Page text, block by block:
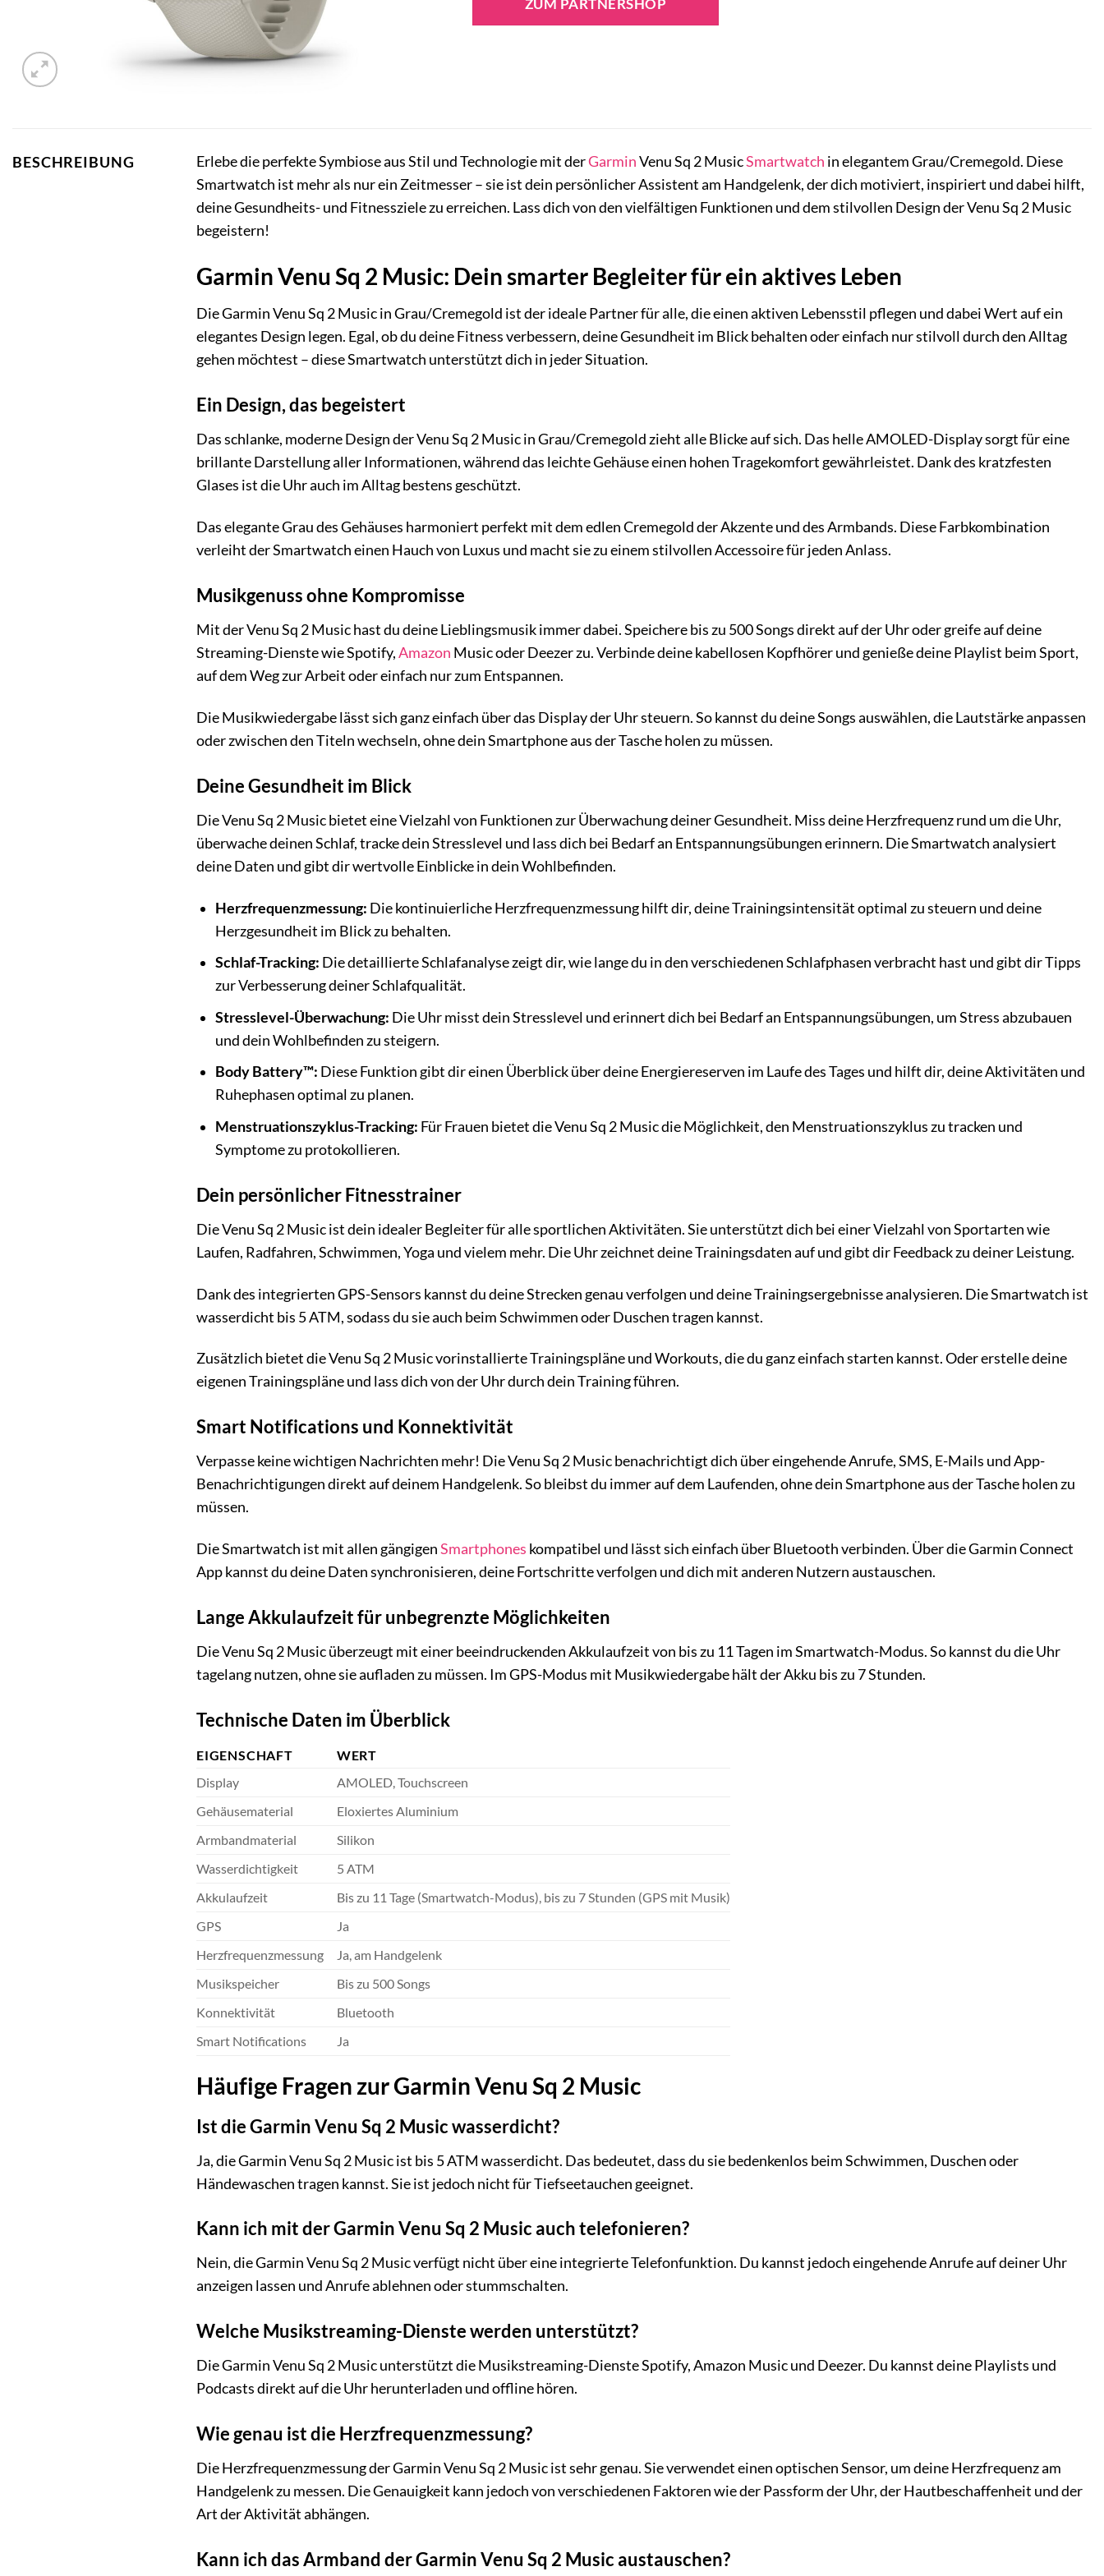
ZUM PARTNERSHOP
BESCHREIBUNG Erlebe die perfekte Symbiose aus Stil und Technologie mit derGarminVenu Sq 2 MusicSmartwatch in elegantem Grau/Cremegold. Diese
Smartwatch ist mehr als nur ein Zeitmesser – sie ist dein persönlicher Assistent am Handgelenk, der dich motiviert, inspiriert und dabei hilft,
deine Gesundheits- und Fitnessziele zu erreichen. Lass dich von den vielfältigen Funktionen und dem stilvollen Design der Venu Sq 2 Music
begeistern!
Garmin Venu Sq 2 Music: Dein smarter Begleiter für ein aktives Leben
Die Garmin Venu Sq 2 Music in Grau/Cremegold ist der ideale Partner für alle, die einen aktiven Lebensstil pflegen und dabei Wert auf ein
elegantes Design legen. Egal, ob du deine Fitness verbessern, deine Gesundheit im Blick behalten oder einfach nur stilvoll durch den Alltag
gehen möchtest – diese Smartwatch unterstützt dich in jeder Situation.
Ein Design, das begeistert
Das schlanke, moderne Design der Venu Sq 2 Music in Grau/Cremegold zieht alle Blicke auf sich. Das helle AMOLED-Display sorgt für eine
brillante Darstellung aller Informationen, während das leichte Gehäuse einen hohen Tragekomfort gewährleistet. Dank des kratzfesten
Glases ist die Uhr auch im Alltag bestens geschützt.
Das elegante Grau des Gehäuses harmoniert perfekt mit dem edlen Cremegold der Akzente und des Armbands. Diese Farbkombination
verleiht der Smartwatch einen Hauch von Luxus und macht sie zu einem stilvollen Accessoire für jeden Anlass.
Musikgenuss ohne Kompromisse
Mit der Venu Sq 2 Music hast du deine Lieblingsmusik immer dabei. Speichere bis zu 500 Songs direkt auf der Uhr oder greife auf deine
Streaming-Dienste wie Spotify,Amazon Music oder Deezer zu. Verbinde deine kabellosen Kopfhörer und genieße deine Playlist beim Sport,
auf dem Weg zur Arbeit oder einfach nur zum Entspannen.
Die Musikwiedergabe lässt sich ganz einfach über das Display der Uhr steuern. So kannst du deine Songs auswählen, die Lautstärke anpassen
oder zwischen den Titeln wechseln, ohne dein Smartphone aus der Tasche holen zu müssen.
Deine Gesundheit im Blick
Die Venu Sq 2 Music bietet eine Vielzahl von Funktionen zur Überwachung deiner Gesundheit. Miss deine Herzfrequenz rund um die Uhr,
überwache deinen Schlaf, tracke dein Stresslevel und lass dich bei Bedarf an Entspannungsübungen erinnern. Die Smartwatch analysiert
deine Daten und gibt dir wertvolle Einblicke in dein Wohlbefinden.
Herzfrequenzmessung: Die kontinuierliche Herzfrequenzmessung hilft dir, deine Trainingsintensität optimal zu steuern und deine
Herzgesundheit im Blick zu behalten.
Schlaf-Tracking: Die detaillierte Schlafanalyse zeigt dir, wie lange du in den verschiedenen Schlafphasen verbracht hast und gibt dir Tipps
zur Verbesserung deiner Schlafqualität.
Stresslevel-Überwachung: Die Uhr misst dein Stresslevel und erinnert dich bei Bedarf an Entspannungsübungen, um Stress abzubauen
und dein Wohlbefinden zu steigern.
Body Battery™: Diese Funktion gibt dir einen Überblick über deine Energiereserven im Laufe des Tages und hilft dir, deine Aktivitäten und
Ruhephasen optimal zu planen.
Menstruationszyklus-Tracking: Für Frauen bietet die Venu Sq 2 Music die Möglichkeit, den Menstruationszyklus zu tracken und
Symptome zu protokollieren.
Dein persönlicher Fitnesstrainer
Die Venu Sq 2 Music ist dein idealer Begleiter für alle sportlichen Aktivitäten. Sie unterstützt dich bei einer Vielzahl von Sportarten wie
Laufen, Radfahren, Schwimmen, Yoga und vielem mehr. Die Uhr zeichnet deine Trainingsdaten auf und gibt dir Feedback zu deiner Leistung.
Dank des integrierten GPS-Sensors kannst du deine Strecken genau verfolgen und deine Trainingsergebnisse analysieren. Die Smartwatch ist
wasserdicht bis 5 ATM, sodass du sie auch beim Schwimmen oder Duschen tragen kannst.
Zusätzlich bietet die Venu Sq 2 Music vorinstallierte Trainingspläne und Workouts, die du ganz einfach starten kannst. Oder erstelle deine
eigenen Trainingspläne und lass dich von der Uhr durch dein Training führen.
Smart Notifications und Konnektivität
Verpasse keine wichtigen Nachrichten mehr! Die Venu Sq 2 Music benachrichtigt dich über eingehende Anrufe, SMS, E-Mails und App-
Benachrichtigungen direkt auf deinem Handgelenk. So bleibst du immer auf dem Laufenden, ohne dein Smartphone aus der Tasche holen zu
müssen.
Die Smartwatch ist mit allen gängigenSmartphones kompatibel und lässt sich einfach über Bluetooth verbinden. Über die Garmin Connect
App kannst du deine Daten synchronisieren, deine Fortschritte verfolgen und dich mit anderen Nutzern austauschen.
Lange Akkulaufzeit für unbegrenzte Möglichkeiten
Die Venu Sq 2 Music überzeugt mit einer beeindruckenden Akkulaufzeit von bis zu 11 Tagen im Smartwatch-Modus. So kannst du die Uhr
tagelang nutzen, ohne sie aufladen zu müssen. Im GPS-Modus mit Musikwiedergabe hält der Akku bis zu 7 Stunden.
Technische Daten im Überblick
EIGENSCHAFT
WERT
Display
AMOLED, Touchscreen
Gehäusematerial
Eloxiertes Aluminium
Armbandmaterial
Silikon
Wasserdichtigkeit
5 ATM
Akkulaufzeit
Bis zu 11 Tage (Smartwatch-Modus), bis zu 7 Stunden (GPS mit Musik)
GPS
Ja
Herzfrequenzmessung
Ja, am Handgelenk
Musikspeicher
Bis zu 500 Songs
Konnektivität
Bluetooth
Smart Notifications
Ja
Häufige Fragen zur Garmin Venu Sq 2 Music
Ist die Garmin Venu Sq 2 Music wasserdicht?
Ja, die Garmin Venu Sq 2 Music ist bis 5 ATM wasserdicht. Das bedeutet, dass du sie bedenkenlos beim Schwimmen, Duschen oder
Händewaschen tragen kannst. Sie ist jedoch nicht für Tiefseetauchen geeignet.
Kann ich mit der Garmin Venu Sq 2 Music auch telefonieren?
Nein, die Garmin Venu Sq 2 Music verfügt nicht über eine integrierte Telefonfunktion. Du kannst jedoch eingehende Anrufe auf deiner Uhr
anzeigen lassen und Anrufe ablehnen oder stummschalten.
Welche Musikstreaming-Dienste werden unterstützt?
Die Garmin Venu Sq 2 Music unterstützt die Musikstreaming-Dienste Spotify, Amazon Music und Deezer. Du kannst deine Playlists und
Podcasts direkt auf die Uhr herunterladen und offline hören.
Wie genau ist die Herzfrequenzmessung?
Die Herzfrequenzmessung der Garmin Venu Sq 2 Music ist sehr genau. Sie verwendet einen optischen Sensor, um deine Herzfrequenz am
Handgelenk zu messen. Die Genauigkeit kann jedoch von verschiedenen Faktoren wie der Passform der Uhr, der Hautbeschaffenheit und der
Art der Aktivität abhängen.
Kann ich das Armband der Garmin Venu Sq 2 Music austauschen?